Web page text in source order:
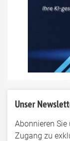
Unser
Abonnieren
Zugang zu